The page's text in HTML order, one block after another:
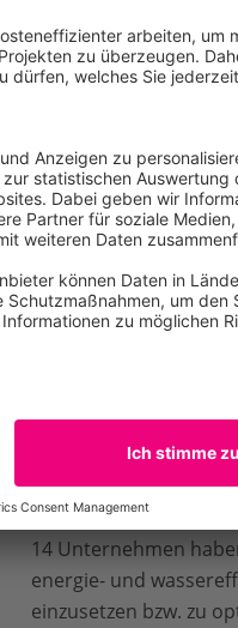
Die Menschen
Beteiligung am
gefördert wurden.
sich eine Gruppe von
einer Schulung zu
eine
Gemeinden,
engagieren sich
die
14 Unternehmen
energie- und
einzusetzen bzw. zu